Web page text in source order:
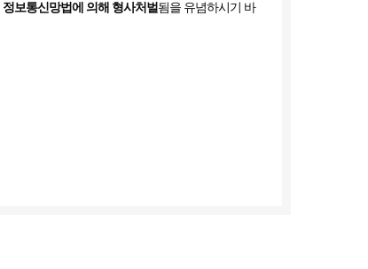
정보통신망법에 의해 형사처벌됨을 유념하시기 바